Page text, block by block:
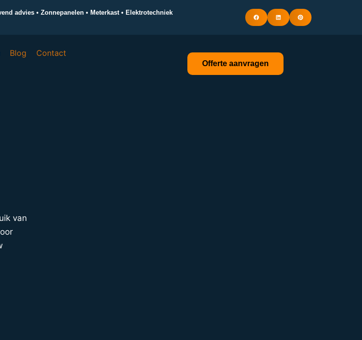
advies • Zonnepanelen • Meterkast • Elektrotechniek
Blog Contact
Offerte aanvragen
van